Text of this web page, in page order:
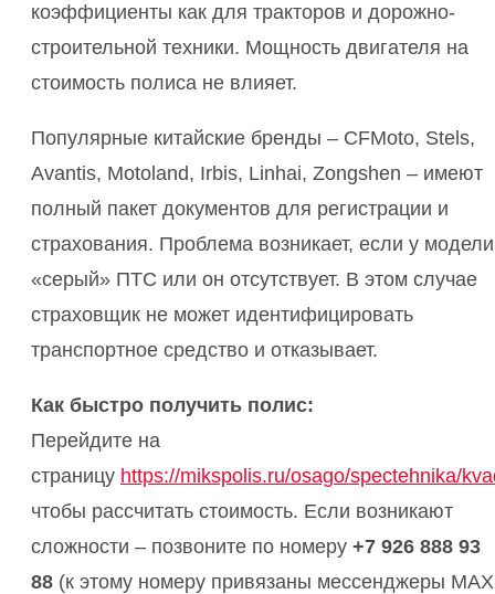
коэффициенты как для тракторов и дорожно-
строительной техники. Мощность двигателя на
стоимость полиса не влияет.
Популярные китайские бренды – CFMoto, Stels,
Avantis, Motoland, Irbis, Linhai, Zongshen – имеют
полный пакет документов для регистрации и
страхования. Проблема возникает, если у модели
«серый» ПТС или он отсутствует. В этом случае
страховщик не может идентифицировать
транспортное средство и отказывает.
Как быстро получить полис:
Перейдите на
страницу https://mikspolis.ru/osago/spectehnika/
чтобы рассчитать стоимость. Если возникают
сложности – позвоните по номеру +7 926 888 93
88 (к этому номеру привязаны мессенджеры